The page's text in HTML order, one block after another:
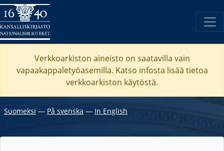
Verkkoarkiston aineisto on saatavilla vain
vapaakappaletyöasemilla. Katso infosta lisää tietoa
verkkoarkiston käytöstä.
Suomeksi ― På svenska ― In English